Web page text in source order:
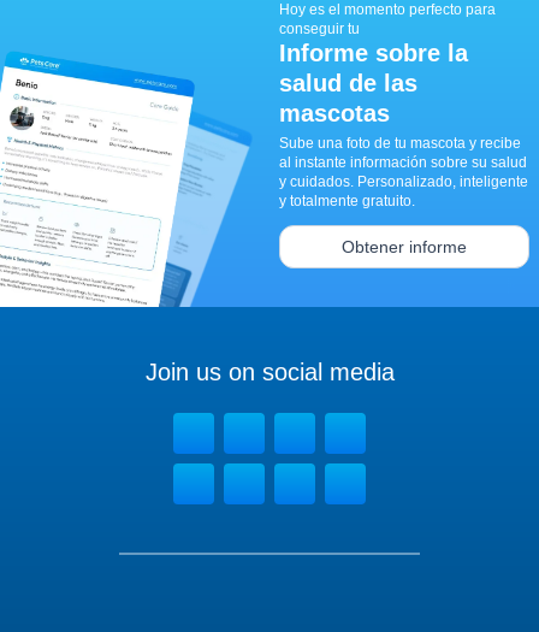
Hoy es el momento perfecto para
conseguir tu
Informe sobre la
salud de las
mascotas
Sube una foto de tu mascota y recibe
al instante información sobre su salud
y cuidados. Personalizado, inteligente
y totalmente gratuito.
Obtener informe
Join us on social media